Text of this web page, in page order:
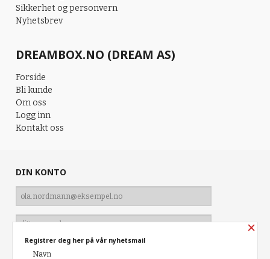
Sikkerhet og personvern
Nyhetsbrev
DREAMBOX.NO (DREAM AS)
Forside
Bli kunde
Om oss
Logg inn
Kontakt oss
DIN KONTO
×
Registrer deg her på vår nyhetsmail
Navn